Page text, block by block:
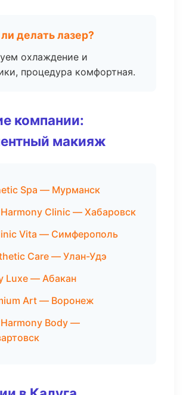
делать лазер?
охлаждение и
процедура комфортная.
компании:
макияж
Spa — Мурманск
Clinic — Хабаровск
Vita — Симферополь
Care — Улан-Удэ
Luxe — Абакан
Art — Воронеж
Body —